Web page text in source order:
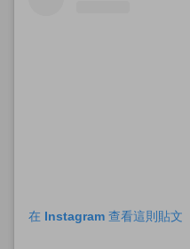
在 Instagram 查看這則貼文